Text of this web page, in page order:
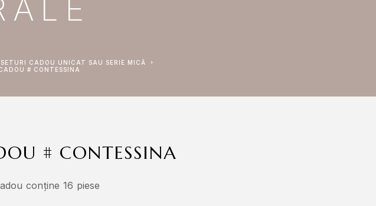
SETURI CADOU UNICAT SAU SERIE MICĂ
CADOU # CONTESSINA
# CONTESSINA
conține 16 piese